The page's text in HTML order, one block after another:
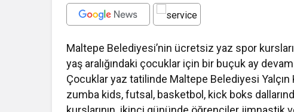
Maltepe Belediyesi’nin ücretsiz yaz spor
yaş aralığındaki çocuklar için bir buçuk ay
Çocuklar yaz tatilinde Maltepe Belediyesi Yalçın
zumba kids, futsal, basketbol, kick boks